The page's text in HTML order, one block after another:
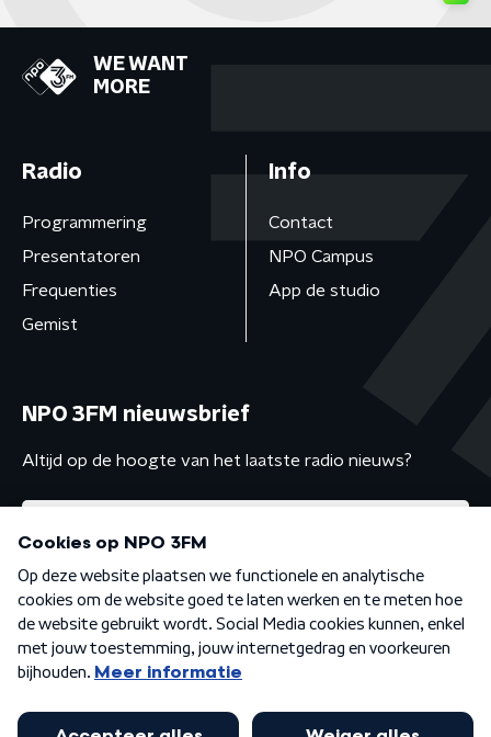
WE WANT
MORE
Radio
Programmering
Presentatoren
Frequenties
Gemist
Info
Contact
NPO Campus
App de studio
NPO 3FM nieuwsbrief
Altijd op de hoogte van het laatste radio nieuws?
Algemene voorwaarden Privacybeleid